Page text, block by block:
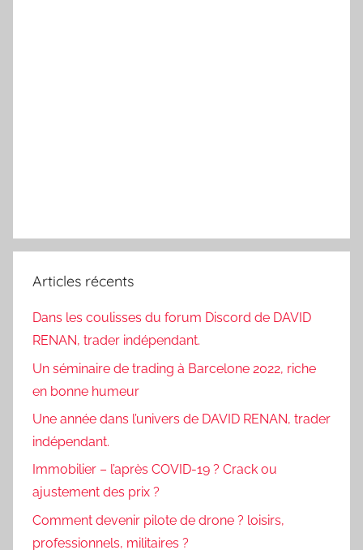
Articles récents
Dans les coulisses du forum Discord de DAVID
RENAN, trader indépendant.
Un séminaire de trading à Barcelone 2022, riche
en bonne humeur
Une année dans l’univers de DAVID RENAN, trader
indépendant.
Immobilier – l’après COVID-19 ? Crack ou
ajustement des prix ?
Comment devenir pilote de drone ? loisirs,
professionnels, militaires ?